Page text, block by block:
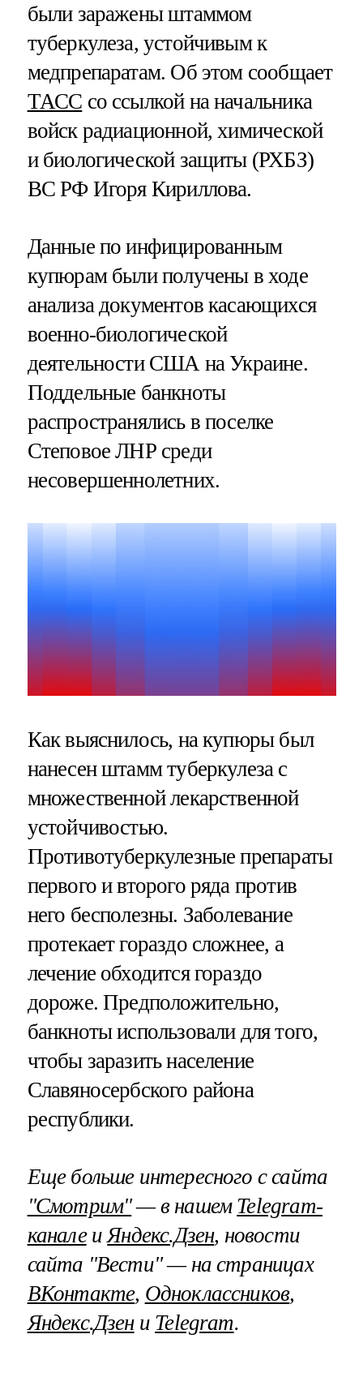
были заражены штаммом
туберкулеза, устойчивым к
медпрепаратам. Об этом сообщает
ТАСС со ссылкой на начальника
войск радиационной, химической
и биологической защиты (РХБЗ)
ВС РФ Игоря Кириллова.
Данные по инфицированным
купюрам были получены в ходе
анализа документов касающихся
военно-биологической
деятельности США на Украине.
Поддельные банкноты
распространялись в поселке
Степовое ЛНР среди
несовершеннолетних.
Как выяснилось, на купюры был
нанесен штамм туберкулеза с
множественной лекарственной
устойчивостью.
Противотуберкулезные препараты
первого и второго ряда против
него бесполезны. Заболевание
протекает гораздо сложнее, а
лечение обходится гораздо
дороже. Предположительно,
банкноты использовали для того,
чтобы заразить население
Славяносербского района
республики.
Еще больше интересного с сайта
"Смотрим"— в нашем Telegram-
каналеи Яндекс.Дзен, новости
сайта "Вести" — на страницах
ВКонтакте, Одноклассников,
Яндекс.Дзени Telegram.